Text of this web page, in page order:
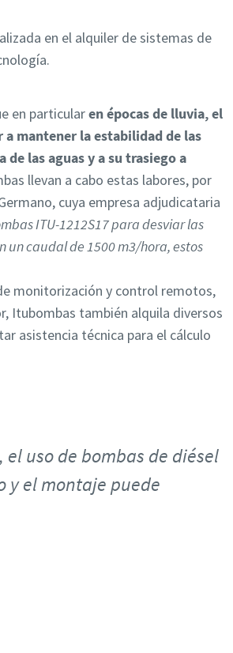
en el alquiler de sistemas de
en particularen épocas de lluvia, el
a mantener la estabilidad de las
de las aguas y a su trasiego a
llevan a cabo estas labores, por
cuya empresa adjudicataria
ITU-1212S17 para desviar las
un caudal de 1500 m3/hora, estos
monitorización y control remotos,
Itubombas también alquila diversos
asistencia técnica para el cálculo
uso de bombas de diésel
y el montaje puede